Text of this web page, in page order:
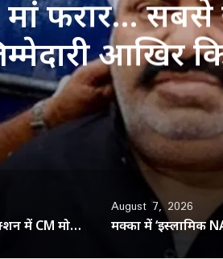
मां फरार…
आखिर
शिकायतें सुनते ही एक्शन में CM मोहन यादव, CMHO समेत 3 अधिकारियों को किया सस्पेंड
August 7, 2026